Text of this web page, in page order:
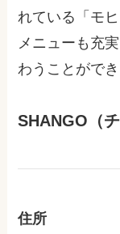
れている「モ
メニューも充
わうことができ
SHANGO（チ
住所